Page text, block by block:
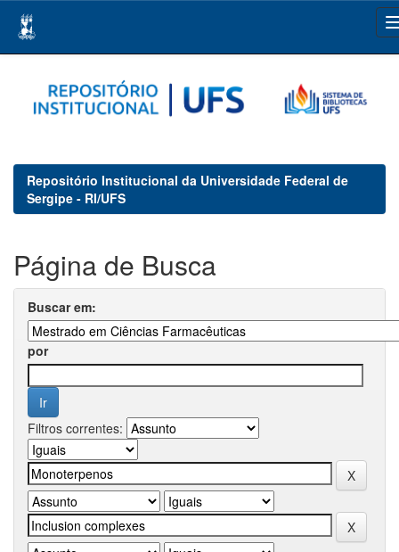
navigation
Repositório Institucional da Universidade Federal de
Sergipe - RI/UFS
Página de Busca
Buscar em:
por
Filtros correntes: